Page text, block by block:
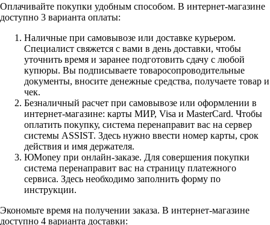
Оплачивайте покупки удобным способом. В интернет-магазине
доступно 3 варианта оплаты:
Наличные при самовывозе или доставке курьером.
Специалист свяжется с вами в день доставки, чтобы
уточнить время и заранее подготовить сдачу с любой
купюры. Вы подписываете товаросопроводительные
документы, вносите денежные средства, получаете товар и
чек.
Безналичный расчет при самовывозе или оформлении в
интернет-магазине: карты МИР, Visa и MasterCard. Чтобы
оплатить покупку, система перенаправит вас на сервер
системы ASSIST. Здесь нужно ввести номер карты, срок
действия и имя держателя.
ЮMoney при онлайн-заказе. Для совершения покупки
система перенаправит вас на страницу платежного
сервиса. Здесь необходимо заполнить форму по
инструкции.
Экономьте время на получении заказа. В интернет-магазине
доступно 4 варианта доставки: